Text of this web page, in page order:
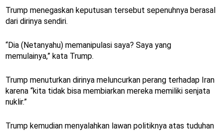
Trump menegaskan keputusan tersebut sepenuhnya berasal
dari dirinya sendiri.
“Dia (Netanyahu) memanipulasi saya? Saya yang
memulainya,” kata Trump.
Trump menuturkan dirinya meluncurkan perang terhadap Iran
karena “kita tidak bisa membiarkan mereka memiliki senjata
nuklir.”
Trump kemudian menyalahkan lawan politiknya atas tuduhan